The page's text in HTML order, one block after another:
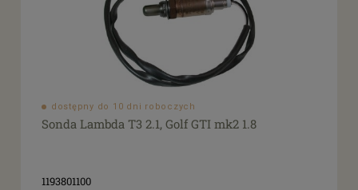
dostępny do 10 dni roboczych
Sonda Lambda T3 2.1, Golf GTI mk2 1.8
1193801100